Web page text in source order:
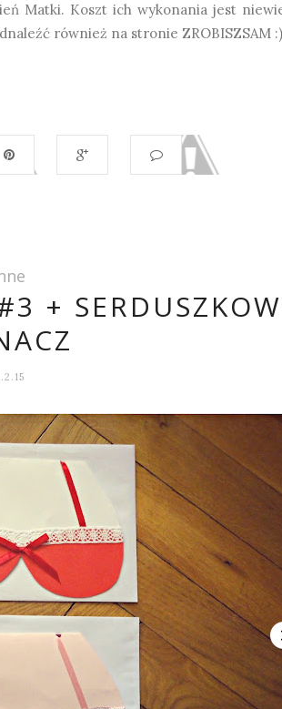
Matki. Koszt ich wykonania jest
również na stronie
+